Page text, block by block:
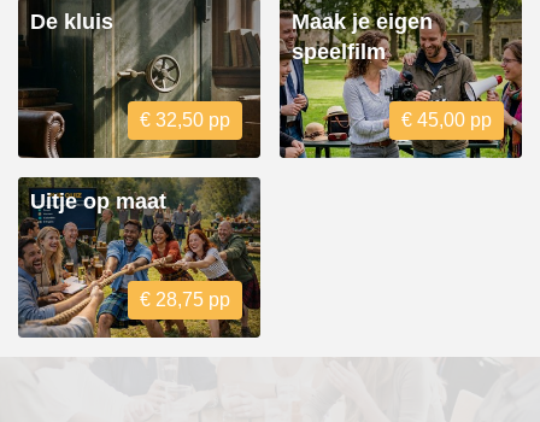
De kluis
€ 32,50 pp
Maak je eigen
speelfilm
€ 45,00 pp
Uitje op maat
€ 28,75 pp